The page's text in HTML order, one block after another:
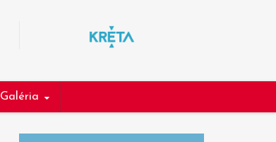
Galéria